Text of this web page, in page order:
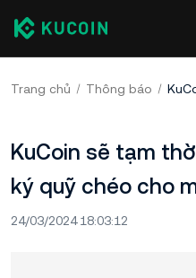
Trang chủ Thông báo
KuCoin sẽ tạm
ký quỹ chéo cho
24/03/2024 18:03:12